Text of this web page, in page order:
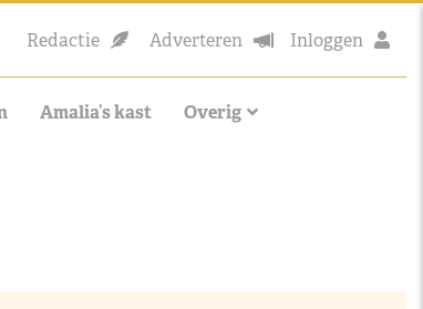
Redactie Adverteren Inloggen
Amalia’s kast Overig